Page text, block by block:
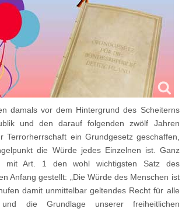
damals vor dem Hintergrund des Scheiterns
und den darauf folgenden zwölf Jahren
Terrorherrschaft ein Grundgesetz geschaffen,
die Würde jedes Einzelnen ist. Ganz
mit Art. 1 den wohl wichtigsten Satz des
Anfang gestellt: „Die Würde des Menschen ist
damit unmittelbar geltendes Recht für alle
die Grundlage unserer freiheitlichen